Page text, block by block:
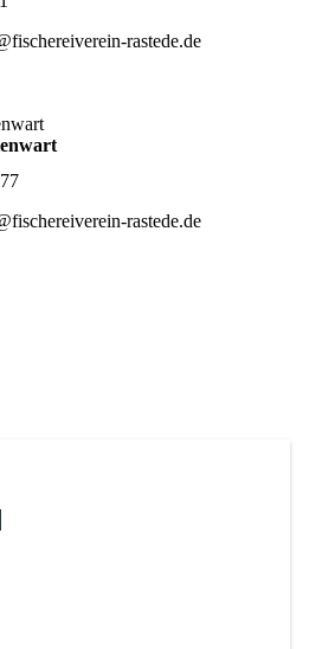
rastede.de
rastede.de